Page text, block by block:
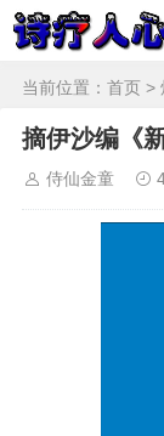
当前位置： 首页 >
摘伊沙编《
侍仙金童